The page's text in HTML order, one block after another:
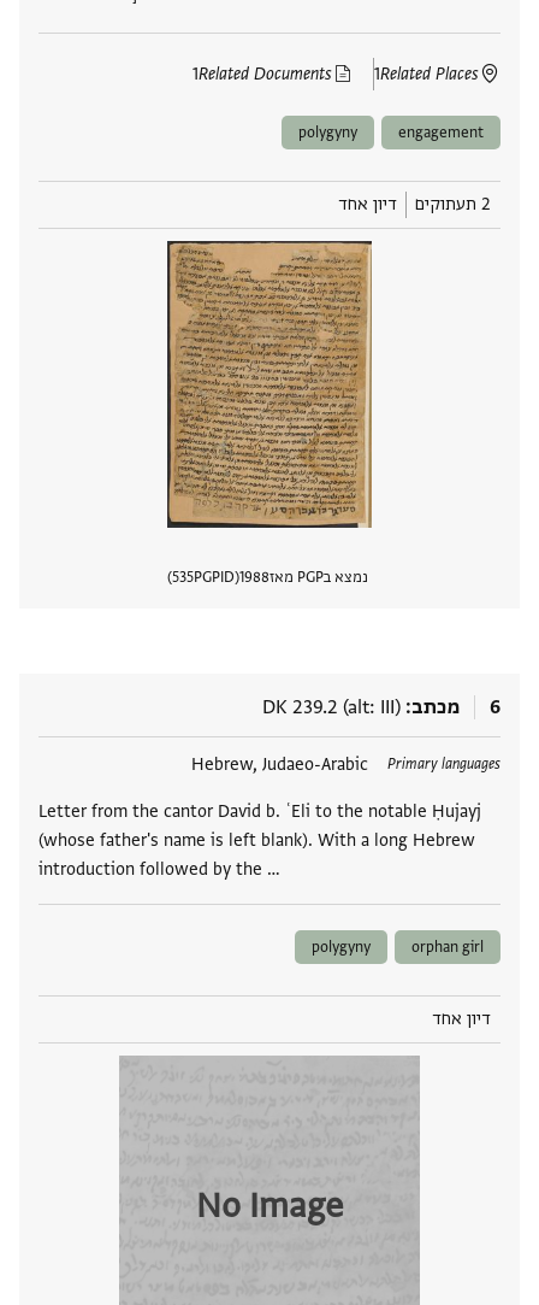
Related Places
1
Related Documents
1
engagement
polygyny
2 תעתוקים דיון אחד
נמצא בPGP מאז 1988
PGPID
535
6 מכתב DK 239.2 (alt: III)
Primary languages
Hebrew, Judaeo-Arabic
Letter from the cantor David b. ʿEli to the notable Ḥujayj
(whose father's name is left blank). With a long Hebrew
introduction followed by the …
תגים
orphan girl
polygyny
דיון אחד
No Image